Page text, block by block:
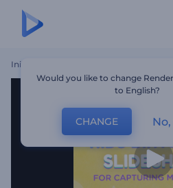
Inicio Presentación De
Would you like to change
to English?
CHANGE